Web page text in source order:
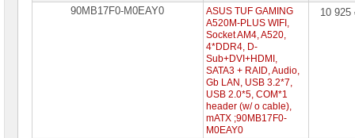
90MB17F0-M0EAY0
ASUS TUF GAMING
A520M-PLUS WIFI,
Socket AM4, A520,
4*DDR4, D-
Sub+DVI+HDMI,
SATA3 + RAID, Audio,
Gb LAN, USB 3.2*7,
USB 2.0*5, COM*1
header (w/ o cable),
mATX ;90MB17F0-
M0EAY0
10